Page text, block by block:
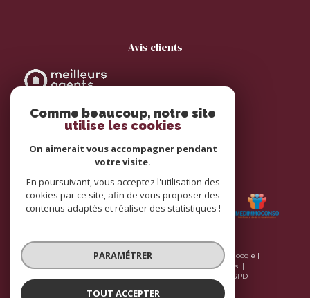
avis clients
adhérents
© 2026 | Tous droits réservés | Traduction powered by Google |
Plan du site
Nos honoraires
Mentions légales
Politique RGPD
Comme beaucoup, notre site
utilise les cookies
On aimerait vous accompagner pendant
votre visite.
En poursuivant, vous acceptez l'utilisation des
cookies par ce site, afin de vous proposer des
contenus adaptés et réaliser des statistiques !
PARAMÉTRER
TOUT ACCEPTER